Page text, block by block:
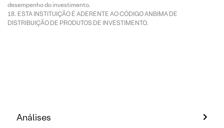
desempenho do investimento.
ESTA INSTITUIÇÃO É ADERENTE AO CÓDIGO ANBIMA DE
DISTRIBUIÇÃO DE PRODUTOS DE INVESTIMENTO.
Análises